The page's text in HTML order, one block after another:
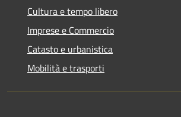
Cultura e tempo libero
Imprese e Commercio
Catasto e urbanistica
Mobilità e trasporti